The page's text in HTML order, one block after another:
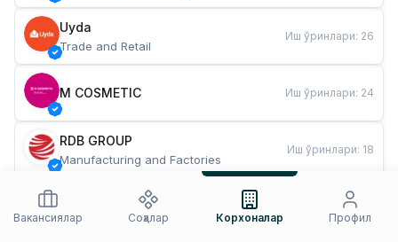
Uyda
Trade and Retail
Иш ўринлари: 26
M COSMETIC Иш ўринлари: 24
RDB GROUP
Manufacturing and Factories
Иш ўринлари: 18
Restaurants and Fast Food
Иш ўринлари
Вакансиялар
Соҳалар Корхоналар Профил